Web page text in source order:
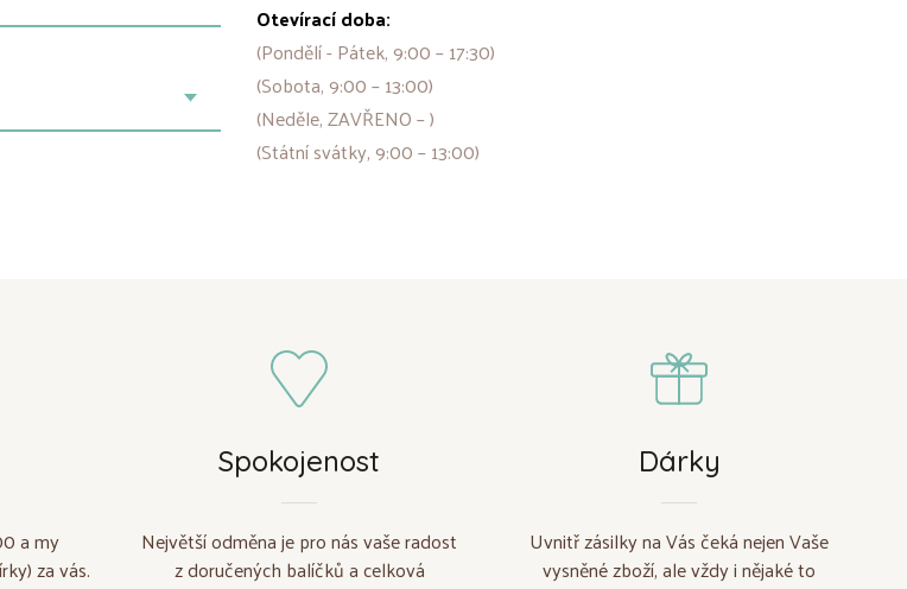
Otevírací doba:
(Pondělí - Pátek, 9:00 – 17:30)
(Sobota, 9:00 – 13:00)
(Neděle, ZAVŘENO – )
(Státní svátky, 9:00 – 13:00)
a my
za vás.
Spokojenost
Největší odměna je pro nás vaše radost
z doručených balíčků a celková
Dárky
Uvnitř zásilky na Vás čeká nejen Vaše
vysněné zboží, ale vždy i nějaké to